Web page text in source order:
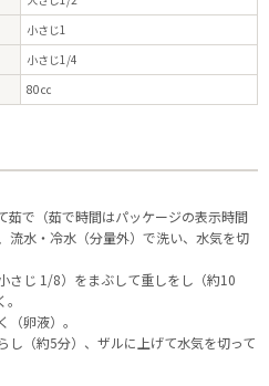
小さじ1
小さじ1/4
80㏄
茹で（茹で時間はパッケージの表示時間
流水・冷水（分量外）で洗い、水気を切
さじ 1/8）をまぶして重しをし（約10
卵液）。
し（約5分）、ザルに上げて水気を切って